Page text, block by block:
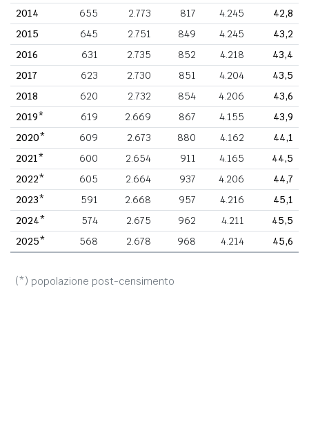
2014
655 2.773 817 4.245
42,8
2015
645 2.751 849 4.245
43,2
2016
631 2.735 852 4.218
43,4
2017
623 2.730 851 4.204
43,5
2018
620 2.732 854 4.206
43,6
2019*
619 2.669 867 4.155
43,9
2020*
609 2.673 880 4.162
44,1
2021*
600 2.654 911 4.165
44,5
2022*
605 2.664 937 4.206
44,7
2023*
591 2.668 957 4.216
45,1
2024*
574 2.675 962 4.211
45,5
2025*
568 2.678 968 4.214 45,6
(*) popolazione post-censimento